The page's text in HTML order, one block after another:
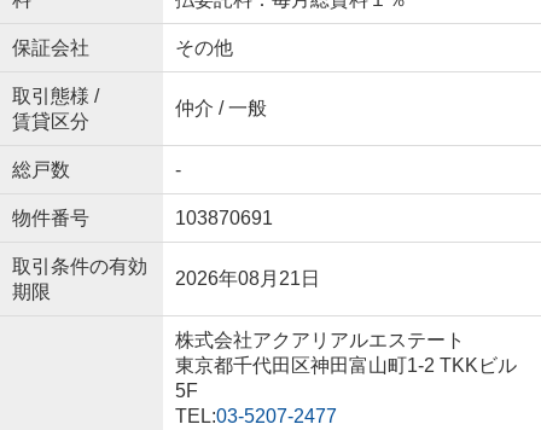
保証会社 その他
取引態様 /
賃貸区分
仲介 / 一般
総戸数 -
物件番号 103870691
取引条件の有効
期限
2026年08月21日
株式会社アクアリアルエステート
東京都千代田区神田富山町1-2 TKKビル
5F
TEL:03-5207-2477